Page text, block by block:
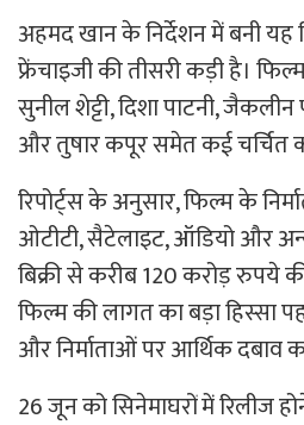
अहमद खान के निर्देशन में बनी यह
फ्रेंचाइजी की तीसरी कड़ी है।
सुनील शेट्टी, दिशा पाटनी,
और तुषार कपूर समेत कई चर्चित
रिपोर्ट्स के अनुसार, फिल्म के
ओटीटी, सैटेलाइट, ऑडियो और
बिक्री से करीब 120 करोड़ रुपये
फिल्म की लागत का बड़ा हिस्सा
और निर्माताओं पर आर्थिक दबाव
26 जून को सिनेमाघरों में रिलीज